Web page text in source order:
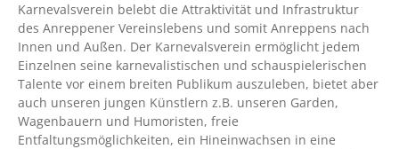
Karnevalsverein belebt die Attraktivität und Infrastruktur
des Anreppener Vereinslebens und somit Anreppens nach
Innen und Außen. Der Karnevalsverein ermöglicht jedem
Einzelnen seine karnevalistischen und schauspielerischen
Talente vor einem breiten Publikum auszuleben, bietet aber
auch unseren jungen Künstlern z.B. unseren Garden,
Wagenbauern und Humoristen, freie
Entfaltungsmöglichkeiten, ein Hineinwachsen in eine